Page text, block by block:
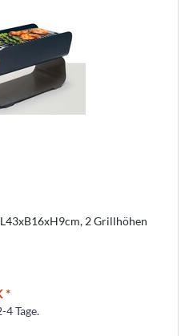
2 Grillhöhen
*
Tage.